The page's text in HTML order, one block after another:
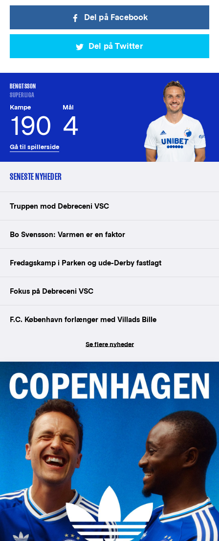
Del på Facebook
Del på Twitter
BENGTSSON
SUPERLIGA
Kampe
190
Mål
4
Gå til spillerside
SENESTE NYHEDER
Truppen mod Debreceni VSC
Bo Svensson: Varmen er en faktor
Fredagskamp i Parken og ude-Derby fastlagt
Fokus på Debreceni VSC
F.C. København forlænger med Villads Bille
Se flere nyheder